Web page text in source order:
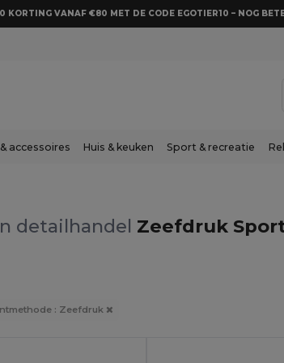
KORTING VANAF €80 MET DE CODE EGOTIER10 – NOG
accessoires Huis & keuken Sport & recreatie
detailhandel Zeefdruk
: Zeefdruk